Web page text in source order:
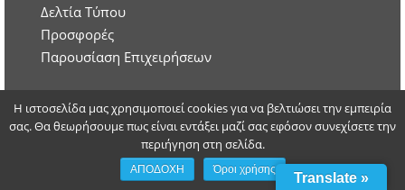
Δελτία Τύπου
Προσφορές
Παρουσίαση Επιχειρήσεων
ΑΛΛΑ
Παιδί και Οικογένεια
Translate »
Η ιστοσελίδα μας χρησιμοποιεί cookies για να βελτιώσει την εμπειρία
σας. Θα θεωρήσουμε πως είναι εντάξει μαζί σας εφόσον συνεχίσετε την
περιήγηση στη σελίδα.
ΑΠΟΔΟΧΗ Όροι χρήσης